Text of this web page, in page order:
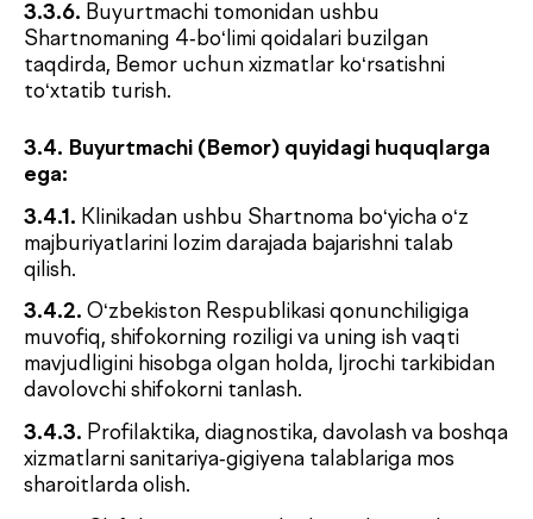
4.3.1.Klinikaning axborot tizimida oldingi
murojaatni tasdiqlovchi ma’lumotlar mavjud
olish (tuzatish) maqsadida shifokor-mutaxassisga
takroriy murojaat, agar Bemor oxirgi
konsultatsiyadan so‘ng 14 (o‘n to‘rt) kalendar kun
ichida ayni bir tibbiy holat bo‘yicha murojaat qilsa,
“takroriy konsultatsiya” tarifi bo‘yicha to‘lanadigan
xizmat sifatida hisoblanadi. Boshqa hollarda, agar
vaqt oralig‘i ushbu muddatdan oshsa, lekin shifokor
tomonidan belgilangan yoki individual tartibda
aniqlangan takroriy murojaat davri mavjud bo‘lsa,
mumkin.
kelishuvda boshqacha tartib nazarda tutilmagan
bo‘lsa, xizmat ko‘rsatilishidan oldin 100% oldindan
to‘lov asosida Buyurtmachi tomonidan amalga
oshiriladi. To‘lov naqd pul shaklida (O‘zbekiston
so‘mida), Klinika kassasi orqali bank plastik kartasi
raqamiga yoki qonun bilan taqiqlanmagan boshqa
usullar bilan amalga oshiriladi.